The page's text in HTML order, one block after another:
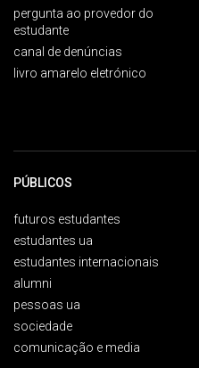
pergunta ao provedor do
estudante
canal de denúncias
livro amarelo eletrónico
PÚBLICOS
futuros estudantes
estudantes ua
estudantes internacionais
alumni
pessoas ua
sociedade
comunicação e media